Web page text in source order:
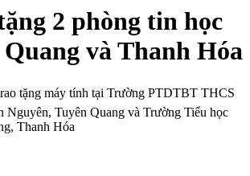
2 phòng tin học
và Thanh Hóa
tặng máy tính tại Trường PTDTBT THCS
Nguyên, Tuyên Quang và Trường Tiểu học
Thanh Hóa